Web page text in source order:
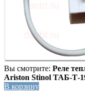
Вы смотрите: Реле
Ariston Stinol ТАБ-Т-
В корзину